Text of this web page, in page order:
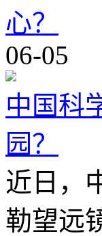
心？
06-05
中国科
园？
近日，
勒望远